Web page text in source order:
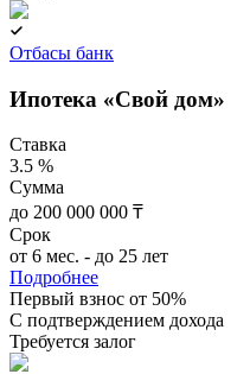
Отбасы банк
Ипотека «Свой дом»
Ставка
3.5 %
Сумма
до 200 000 000 ₸
Срок
от 6 мес. - до 25 лет
Подробнее
Первый взнос от 50%
C подтверждением дохода
Требуется залог